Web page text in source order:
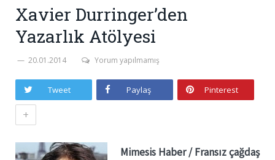
Xavier Durringer’den
Yazarlık Atölyesi
20.01.2014 Yorum yapılmamış
Tweet Paylaş Pinterest
+
Mimesis Haber / Fransız çağdaş